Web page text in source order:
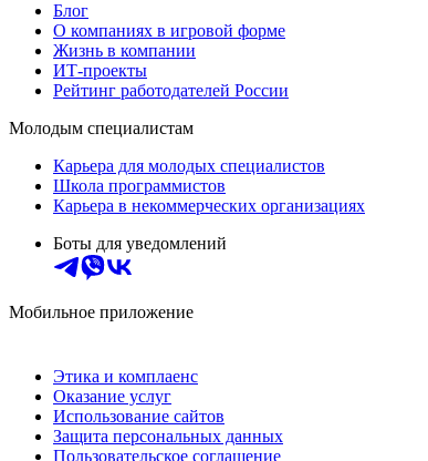
Блог
О компаниях в игровой форме
Жизнь в компании
ИТ-проекты
Рейтинг работодателей России
Молодым специалистам
Карьера для молодых специалистов
Школа программистов
Карьера в некоммерческих организациях
Боты для уведомлений
Мобильное приложение
Этика и комплаенс
Оказание услуг
Использование сайтов
Защита персональных данных
Пользовательское соглашение